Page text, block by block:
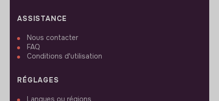
ASSISTANCE
Nous contacter
FAQ
Conditions d'utilisation
RÉGLAGES
Langues ou régions